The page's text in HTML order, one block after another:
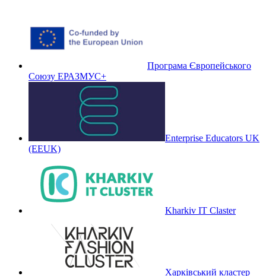
Програма Європейського
Союзу ЕРАЗМУС+
Enterprise Educators UK
(EEUK)
Kharkiv IT Claster
Харківський кластер